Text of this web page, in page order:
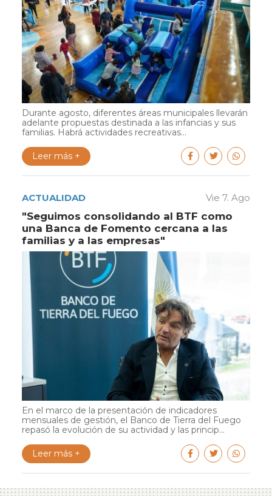
Durante agosto, diferentes áreas municipales llevarán
adelante propuestas destinada a las infancias y sus
familias. Habrá actividades recreativas...
Leer más +
ACTUALIDAD Vie 7. Ago
"Seguimos consolidando al BTF como
una Banca de Fomento cercana a las
familias y a las empresas"
En el marco de la presentación de indicadores
mensuales de gestión, el Banco de Tierra del Fuego
repasó la evolución de su actividad y las princip...
Leer más +